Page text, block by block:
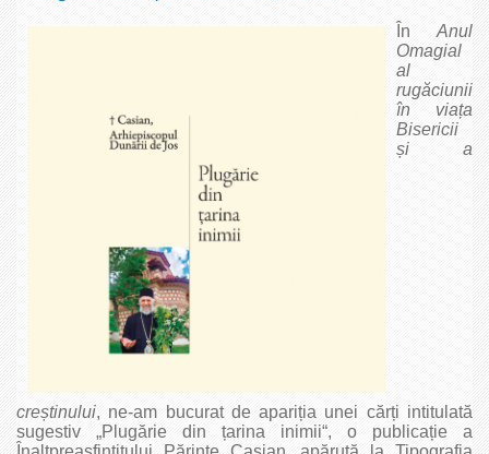
În Anul
Omagial
al
rugăciunii
în viața
Bisericii
și a
creștinului, ne‑am bucurat de apariția unei cărți intitulată
sugestiv „Plugărie din țarina inimii“, o publicație a